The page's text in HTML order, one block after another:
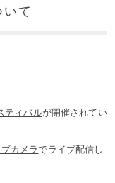
て
ティバルが開催されてい
カメラでライブ配信し